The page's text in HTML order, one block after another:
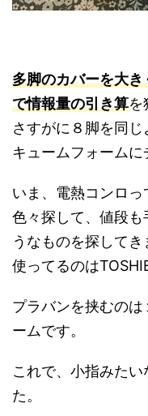
多脚のカバーを大
で情報量の引き算を
さすがに８脚を同
キュームフォームに
いま、電熱コンロっ
色々探して、値段
うなものを探してき
使ってるのは
プラバンを挟むの
ームです。
これで、小指みた
た。